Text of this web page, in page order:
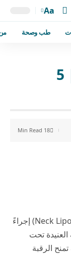
Aa
طب وصحة
شفط الدهون من الرقبة | 5
18 Min Read
(Neck Liposuction) إجراءً
العنيدة تحت
الرقبة